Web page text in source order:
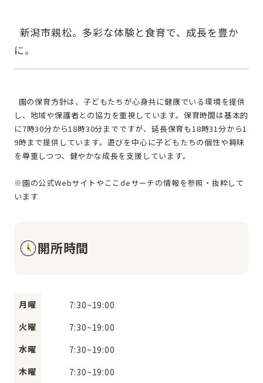
し、地域や保護者との協力を重視しています。保育時間は基本的
に7時30分から18時30分までですが、延長保育も18時31分から1
9時まで提供しています。遊びを中心に子どもたちの個性や興味
を尊重しつつ、健やかな成長を支援しています。
※園の公式Webサイトやここdeサーチの情報を参照・抜粋して
開所時間
月曜 7:30~19:00
火曜
7:30~19:00
水曜
7:30~19:00
木曜
7:30~19:00